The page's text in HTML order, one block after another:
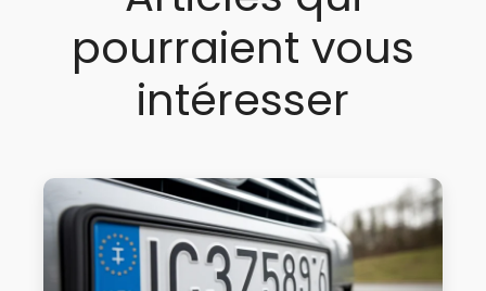
pourraient vous
intéresser